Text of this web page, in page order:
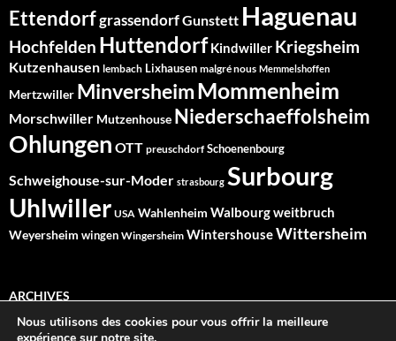
EttendorfgrassendorfGunstett Haguenau
Hochfelden Huttendorf Kindwiller Kriegsheim
Kutzenhausen lembach Lixhausen malgré nous Memmelshoffen
Mertzwiller MinversheimMommenheim
Morschwiller Mutzenhouse Niederschaeffolsheim
Ohlungen OTT preuschdorf Schoenenbourg
Schweighouse-sur-Moder strasbourg Surbourg
Uhlwiller USA Wahlenheim Walbourgweitbruch
Weyersheim wingen Wingersheim WintershouseWittersheim
ARCHIVES
Archives
Nous utilisons des cookies pour vous offrir la meilleure